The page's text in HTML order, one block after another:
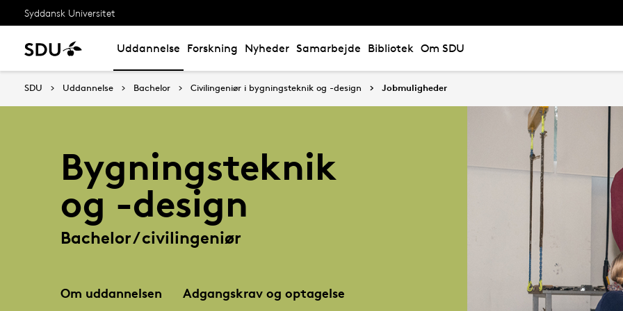
Syddansk Universitet
Uddannelse Forskning Nyheder Samarbejde Bibliotek Om SDU
SDU Uddannelse Bachelor Civilingeniør i bygningsteknik og -design Jobmuligheder
Bygningsteknik
og -design
Bachelor / civilingeniør
Om uddannelsen
Adgangskrav og optagelse